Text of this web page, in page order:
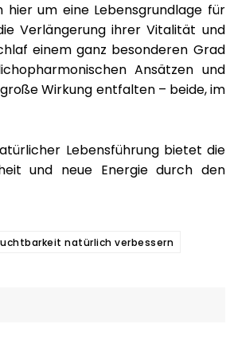
hier um eine Lebensgrundlage für
Verlängerung ihrer Vitalität und
einem ganz besonderen Grad
Ansätzen und
Wirkung entfalten – beide, im
Lebensführung bietet die
und neue Energie durch den
natürlich verbessern